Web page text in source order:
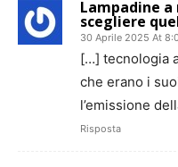
Lampadine
scegliere
30 Aprile 2025 At
[…] tecnologia
che erano i
l’emissione
Risposta